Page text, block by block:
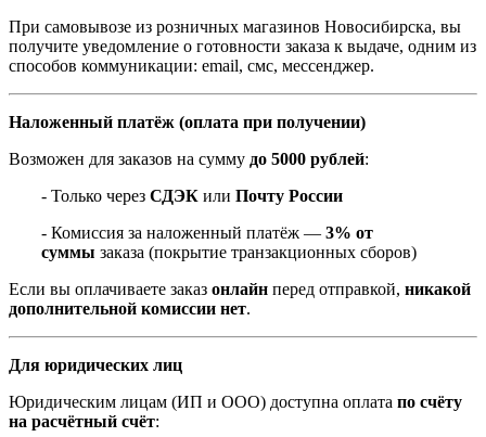
При самовывозе из розничных магазинов Новосибирска, вы
получите уведомление о готовности заказа к выдаче, одним из
способов коммуникации: email, смс, мессенджер.
Наложенный платёж (оплата при получении)
Возможен для заказов на сумму до 5000 рублей:
- Только через СДЭК или Почту России
- Комиссия за наложенный платёж — 3% от
суммы заказа (покрытие транзакционных сборов)
Если вы оплачиваете заказ онлайн перед отправкой, никакой
дополнительной комиссии нет.
Для юридических лиц
Юридическим лицам (ИП и ООО) доступна оплата по счёту
на расчётный счёт: